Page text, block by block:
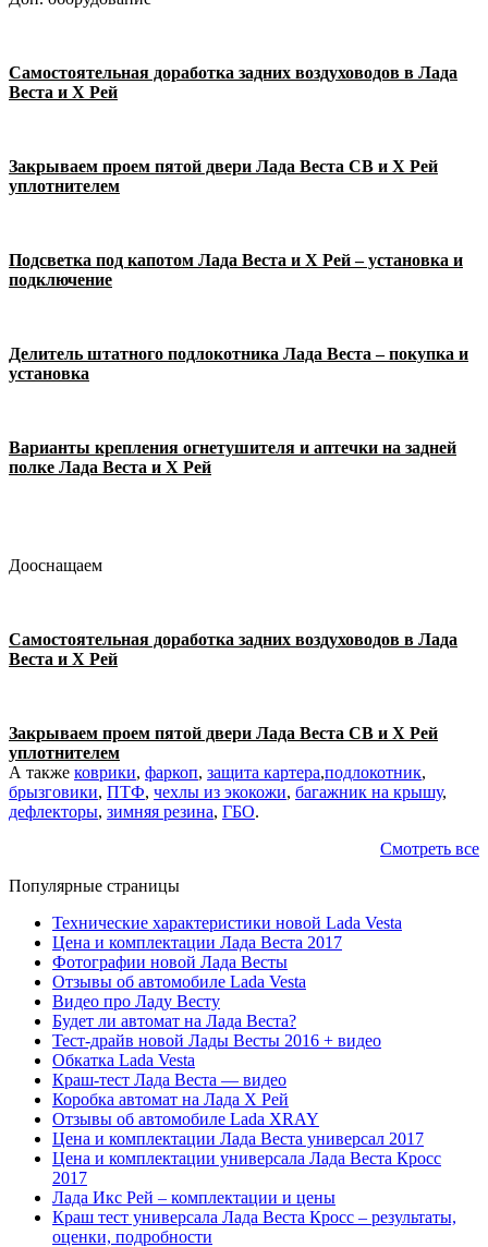
Самостоятельная доработка задних воздуховодов в Лада
Веста и Х Рей
Закрываем проем пятой двери Лада Веста СВ и Х Рей
уплотнителем
Подсветка под капотом Лада Веста и Х Рей – установка и
подключение
Делитель штатного подлокотника Лада Веста – покупка и
установка
Варианты крепления огнетушителя и аптечки на задней
полке Лада Веста и Х Рей
Дооснащаем
Самостоятельная доработка задних воздуховодов в Лада
Веста и Х Рей
Закрываем проем пятой двери Лада Веста СВ и Х Рей
уплотнителем
А также коврики, фаркоп, защита картера,подлокотник,
брызговики, ПТФ, чехлы из экокожи, багажник на крышу,
дефлекторы, зимняя резина, ГБО.
Смотреть все
Популярные страницы
Технические характеристики новой Lada Vesta
Цена и комплектации Лада Веста 2017
Фотографии новой Лада Весты
Отзывы об автомобиле Lada Vesta
Видео про Ладу Весту
Будет ли автомат на Лада Веста?
Тест-драйв новой Лады Весты 2016 + видео
Обкатка Lada Vesta
Краш-тест Лада Веста — видео
Коробка автомат на Лада Х Рей
Отзывы об автомобиле Lada XRAY
Цена и комплектации Лада Веста универсал 2017
Цена и комплектации универсала Лада Веста Кросс
2017
Лада Икс Рей – комплектации и цены
Краш тест универсала Лада Веста Кросс – результаты,
оценки, подробности